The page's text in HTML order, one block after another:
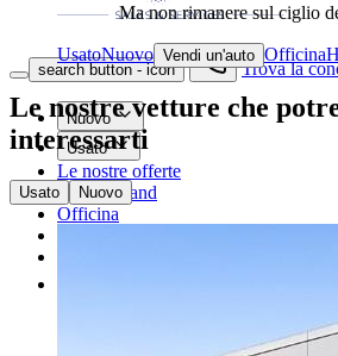
search button - icon Trova la
Nuovo
Usato
Le nostre offerte
I nostri brand
Officina
Ma non rimanere sul ciglio
UsatoNuovo Vendi un'auto Officina
Le nostre vetture che
interessarti
Usato Nuovo